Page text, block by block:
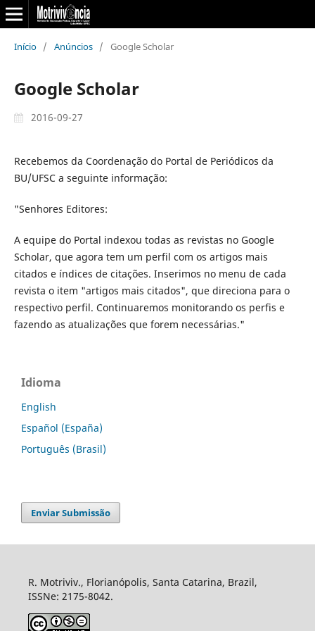
Início / Anúncios / Google Scholar
Google Scholar
2016-09-27
Recebemos da Coordenação do Portal de Periódicos da
BU/UFSC a seguinte informação:
"Senhores Editores:
A equipe do Portal indexou todas as revistas no Google
Scholar, que agora tem um perfil com os artigos mais
citados e índices de citações. Inserimos no menu de cada
revista o item "artigos mais citados", que direciona para o
respectivo perfil. Continuaremos monitorando os perfis e
fazendo as atualizações que forem necessárias."
Idioma
English
Español (España)
Português (Brasil)
Enviar Submissão
R. Motriviv., Florianópolis, Santa Catarina, Brazil,
ISSNe: 2175-8042.